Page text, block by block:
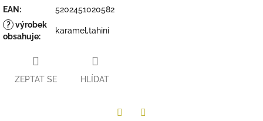
EAN :
5202451020582
? výrobek
obsahuje:
karamel,tahini
ZEPTAT SE HLÍDAT